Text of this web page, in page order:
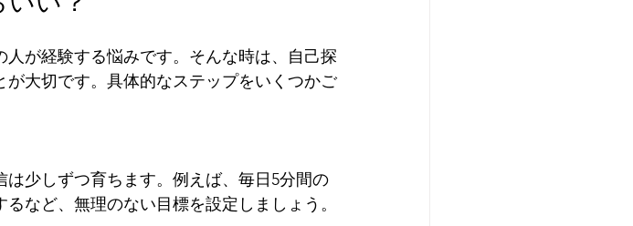
が経験する悩みです。そんな時は、自己探
大切です。具体的なステップをいくつかご
少しずつ育ちます。例えば、毎日5分間の
など、無理のない目標を設定しましょう。